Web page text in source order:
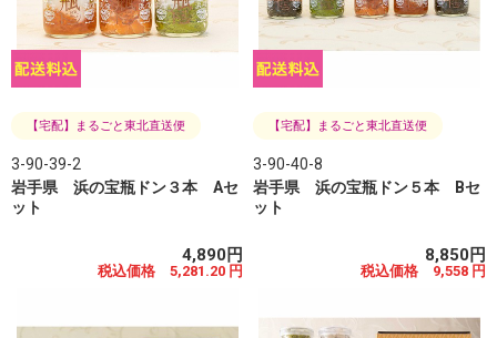
【宅配】まるごと東北直送便
3-90-39-2
岩手県 浜の宝瓶ドン３本 Aセ
ット
4,890円
税込価格 5,281.20 円
【宅配】まるごと東北直送便
3-90-40-8
岩手県 浜の宝瓶ドン５本 Bセ
ット
8,850円
税込価格 9,558 円